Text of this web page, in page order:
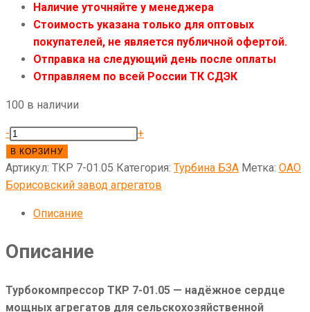
Наличие уточняйте у менеджера
Стоимость указана только для оптовых
покупателей, не является публичной офертой.
Отправка на следующий день после оплаты
Отправляем по всей России ТК СДЭК
100 в наличии
Количество
товара
ТКР
7-
Турбокомпрессор
- +
В КОРЗИНУ
Артикул: ТКР 7-01.05 Категория: Турбина БЗА Метка: ОАО
Борисовский завод агрегатов
Описание
Описание
Турбокомпрессор ТКР 7-01.05 — надёжное сердце
мощных агрегатов для сельскохозяйственной